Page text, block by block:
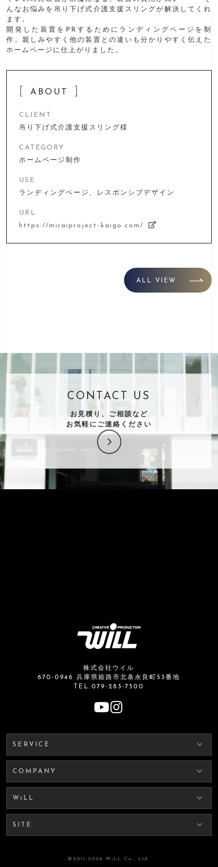
んなお悩みを吊り下げ式介護支援スリングが解決してくれ
ます。
開発した装置をPRするためにランディングページを制
作。親しみやすく他の装置との違いも分かりやすく伝えた
ホームページに仕上がりました。
ABOUT
CLIENT
吊り下げ式介護支援スリング様
CATEGORY
ホームページ制作
USE
ランディングページ、レスポンシブデザイン
URL
https://miraiproject-kaigo.com/
ALL VIEW
CONTACT US
お見積り、ご相談など
お気軽にご連絡ください
株式会社ウイル
670-0946 兵庫県姫路市北条永良町53番地
TEL:079-283-7500
SERVICE
COMPANY
WiLL
SITE
©2011-2026 WiLL Co., Ltd.